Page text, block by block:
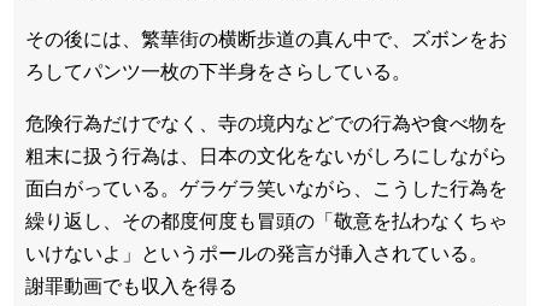
その後には、繁華街の横断歩道の真ん中で、ズボンをお
ろしてパンツ一枚の下半身をさらしている。
危険行為だけでなく、寺の境内などでの行為や食べ物を
粗末に扱う行為は、日本の文化をないがしろにしながら
面白がっている。ゲラゲラ笑いながら、こうした行為を
繰り返し、その都度何度も冒頭の「敬意を払わなくちゃ
いけないよ」というポールの発言が挿入されている。
謝罪動画でも収入を得る